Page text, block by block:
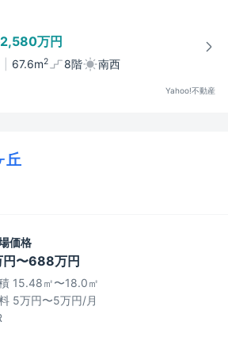
2,580万円
67.6m2 8階 南西
Yahoo!不動産
丘
価格
〜688万円
15.48㎡〜18.0㎡
5万円〜5万円/月